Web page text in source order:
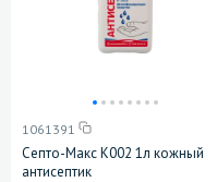
1061391
Септо-Макс К002 1л кожный
антисептик